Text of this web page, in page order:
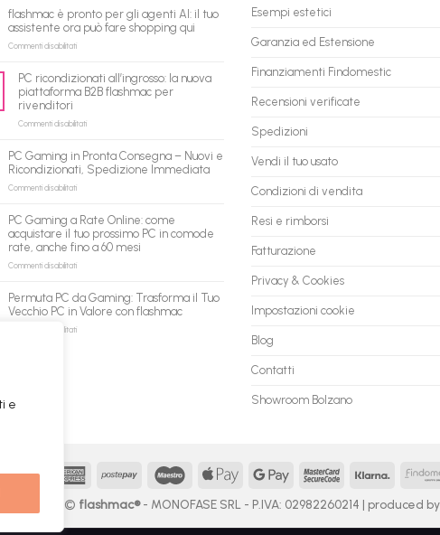
e
flashmac è pronto per gli agenti AI: il tuo
assistente ora può fare shopping qui
Commenti disabilitatisu
pronto
per
agenti
tuo
assistente
shopping
qui
PC ricondizionati all’ingrosso: la nuova
piattaforma B2B flashmac per
rivenditori
Commenti disabilitatisu
all’ingrosso:
la
flashmac
per
rivenditori
PC Gaming in Pronta Consegna – Nuovi e
Ricondizionati, Spedizione Immediata
Commenti disabilitatisu
in
Pronta
Consegna
–
Ricondizionati,
Spedizione
PC Gaming a Rate Online: come
acquistare il tuo prossimo PC in comode
rate, anche fino a 60 mesi
Commenti disabilitatisu
a
Rate
Online:
fino
a
mesi
Permuta PC da Gaming: Trasforma il Tuo
Vecchio PC in Valore con flashmac
Commenti disabilitatisu
Valore
con
Esempi estetici
Garanzia ed Estensione
Finanziamenti Findomestic
Recensioni verificate
Spedizioni
Vendi il tuo usato
Condizioni di vendita
Resi e rimborsi
Fatturazione
Privacy & Cookies
Impostazioni cookie
Blog
Contatti
Showroom Bolzano
MasterCardAmericanPostepay Maestro Apple
Google MasterCardKlarna
2026 © flashmac®- MONOFASE SRL - P.IVA: 02982260214 | produced